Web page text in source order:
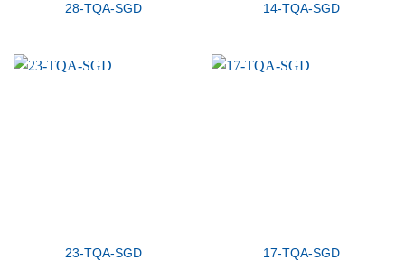
28-TQA-SGD 14-TQA-SGD
23-TQA-SGD 17-TQA-SGD